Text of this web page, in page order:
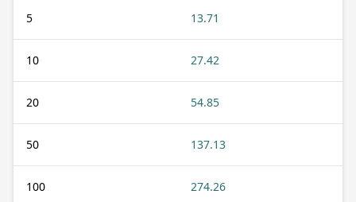
5 13.71
10 27.42
20 54.85
50 137.13
100 274.26